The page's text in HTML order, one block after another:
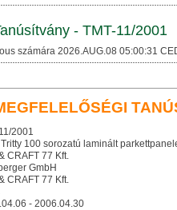
- TMT-11/2001
számára 2026.AUG.08 05:00:31
2001
Tritty 100 sorozatú laminált
CRAFT 77 Kft.
GmbH
CRAFT 77 Kft.
- 2006.04.30